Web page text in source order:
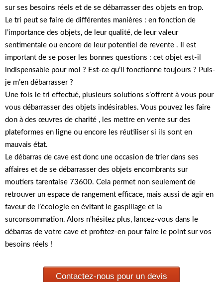
sur ses besoins réels et de se débarrasser des objets en trop.
Le tri peut se faire de différentes manières : en fonction de
l’importance des objets, de leur qualité, de leur valeur
sentimentale ou encore de leur potentiel de revente . Il est
important de se poser les bonnes questions : cet objet est-il
indispensable pour moi ? Est-ce qu’il fonctionne toujours ? Puis-
je m’en débarrasser ?
Une fois le tri effectué, plusieurs solutions s’offrent à vous pour
vous débarrasser des objets indésirables. Vous pouvez les faire
don à des œuvres de charité , les mettre en vente sur des
plateformes en ligne ou encore les réutiliser si ils sont en
mauvais état.
Le débarras de cave est donc une occasion de trier dans ses
affaires et de se débarrasser des objets encombrants sur
moutiers tarentaise 73600. Cela permet non seulement de
retrouver un espace de rangement efficace, mais aussi de agir en
faveur de l’écologie en évitant le gaspillage et la
surconsommation. Alors n’hésitez plus, lancez-vous dans le
débarras de votre cave et profitez-en pour faire le point sur vos
besoins réels !
Contactez-nous pour un devis